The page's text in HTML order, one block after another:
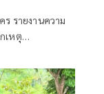
รายงานความ
เหตุ